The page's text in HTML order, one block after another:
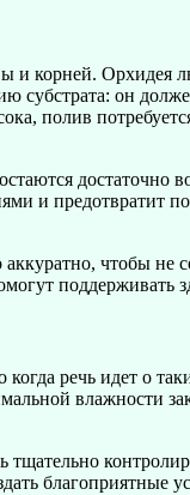
корней. Орхидея
субстрата: он
полив
и предотвратит
чтобы
поддерживать
речь идет о
влажности
тщательно
благоприятные